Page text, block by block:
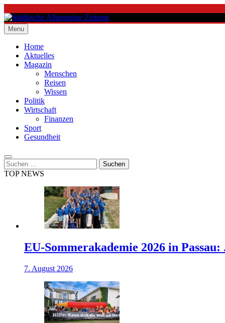
to
content
Städtische Allgemeine Zeitung
Menu
Home
Aktuelles
Magazin
Menschen
Reisen
Wissen
Politik
Wirtschaft
Finanzen
Sport
Gesundheit
Suchen
nach:
TOP NEWS
EU-Sommerakademie 2026 in
7. August 2026